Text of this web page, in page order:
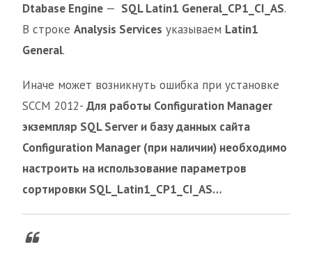
Dtabase Engine — SQL Latin1 General_CP1_CI_AS.
В строке Analysis Services указываем Latin1
General.
Иначе может возникнуть ошибка при установке
SCCM 2012- Для работы Configuration Manager
экземпляр SQL Server и базу данных сайта
Configuration Manager (при наличии) необходимо
настроить на использование параметров
сортировки SQL_Latin1_CP1_CI_AS…